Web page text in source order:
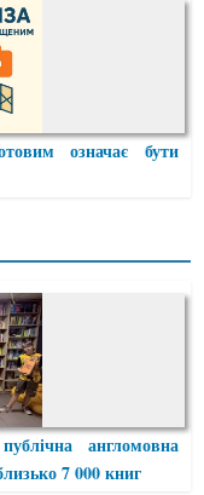
означає бути
англомовна
7 000 книг